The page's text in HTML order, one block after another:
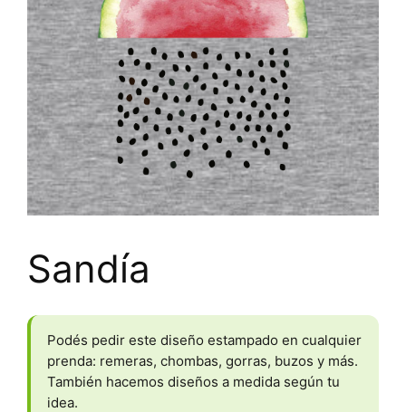
Sandía
Podés pedir este diseño estampado en cualquier
prenda: remeras, chombas, gorras, buzos y más.
También hacemos diseños a medida según tu
idea.